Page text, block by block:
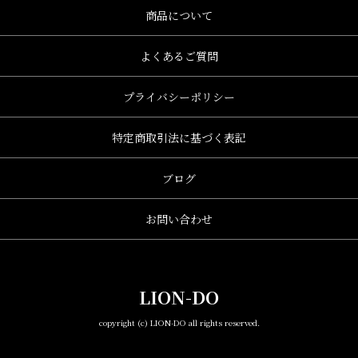
商品について
よくあるご質問
プライバシーポリシー
特定商取引法に基づく表記
ブログ
お問い合わせ
LION-DO
copyright (c) LION-DO all rights reserved.